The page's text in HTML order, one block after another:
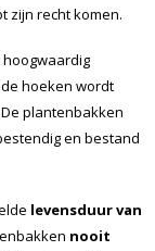
zijn recht komen.
hoeken wordt
plantenbakken
en bestand
levensduur van
nooit